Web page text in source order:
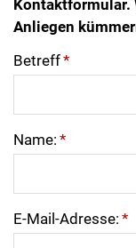
Kontaktformular.
Anliegen
Betreff*
Name: *
E-Mail-Adresse: *